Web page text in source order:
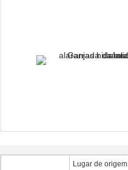
Lugar de origem